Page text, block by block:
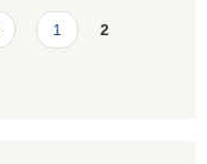
1 2